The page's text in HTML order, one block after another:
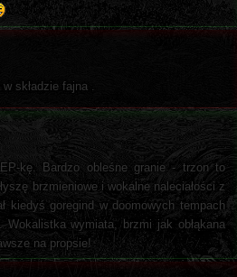
składzie fajna .
kę. Bardzo obleśne granie - trzon to
brzmieniowe i wokalne naleciałości z
kiedyś goregind w doomowych tempach
Wokalistka wymiata, brzmi jak obłąkana
na propsie!